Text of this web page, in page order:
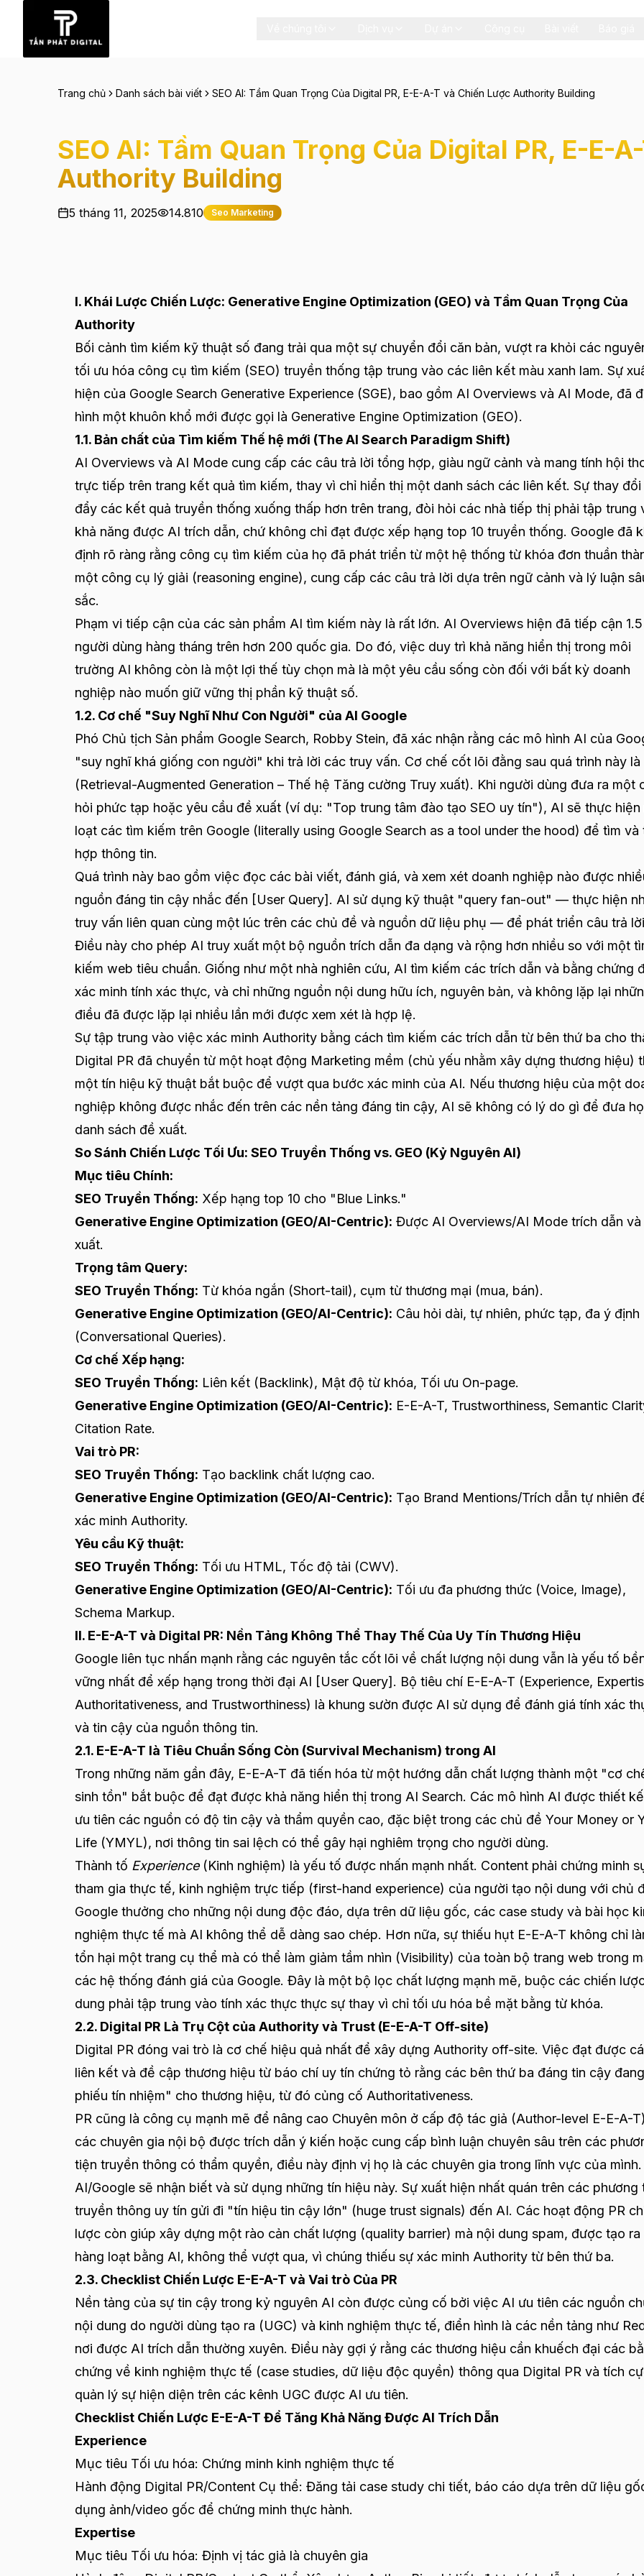
Trang chủ Danh sách bài viết SEO AI: Tầm Quan Trọng Của Digital PR, E-E-A-T và Chiến Lược Authority Building
SEO AI: Tầm Quan Trọng Của Digital PR, E-E-
Authority Building
5 tháng 11, 2025 14.810 Seo Marketing
I. Khái Lược Chiến Lược: Generative Engine Optimization (GEO) và Tầm Quan Trọng Của
Authority
Bối cảnh tìm kiếm kỹ thuật số đang trải qua một sự chuyển đổi căn bản, vượt ra khỏi các
tối ưu hóa công cụ tìm kiếm (SEO) truyền thống tập trung vào các liên kết màu xanh lam. Sự
hiện của Google Search Generative Experience (SGE), bao gồm AI Overviews và AI Mode, đã
hình một khuôn khổ mới được gọi là Generative Engine Optimization (GEO).
1.1. Bản chất của Tìm kiếm Thế hệ mới (The AI Search Paradigm Shift)
AI Overviews và AI Mode cung cấp các câu trả lời tổng hợp, giàu ngữ cảnh và mang tính hội
trực tiếp trên trang kết quả tìm kiếm, thay vì chỉ hiển thị một danh sách các liên kết. Sự thay đổi
đẩy các kết quả truyền thống xuống thấp hơn trên trang, đòi hỏi các nhà tiếp thị phải tập trung
khả năng được AI trích dẫn, chứ không chỉ đạt được xếp hạng top 10 truyền thống. Google đã
định rõ ràng rằng công cụ tìm kiếm của họ đã phát triển từ một hệ thống từ khóa đơn thuần
một công cụ lý giải (reasoning engine), cung cấp các câu trả lời dựa trên ngữ cảnh và lý luận
sắc.
Phạm vi tiếp cận của các sản phẩm AI tìm kiếm này là rất lớn. AI Overviews hiện đã tiếp cận
người dùng hàng tháng trên hơn 200 quốc gia. Do đó, việc duy trì khả năng hiển thị trong môi
trường AI không còn là một lợi thế tùy chọn mà là một yêu cầu sống còn đối với bất kỳ doanh
nghiệp nào muốn giữ vững thị phần kỹ thuật số.
1.2. Cơ chế "Suy Nghĩ Như Con Người" của AI Google
Phó Chủ tịch Sản phẩm Google Search, Robby Stein, đã xác nhận rằng các mô hình AI của
"suy nghĩ khá giống con người" khi trả lời các truy vấn. Cơ chế cốt lõi đằng sau quá trình này là
(Retrieval-Augmented Generation – Thế hệ Tăng cường Truy xuất). Khi người dùng đưa ra một
hỏi phức tạp hoặc yêu cầu đề xuất (ví dụ: "Top trung tâm đào tạo SEO uy tín"), AI sẽ thực hiện
loạt các tìm kiếm trên Google (literally using Google Search as a tool under the hood) để tìm và
hợp thông tin.
Quá trình này bao gồm việc đọc các bài viết, đánh giá, và xem xét doanh nghiệp nào được
nguồn đáng tin cậy nhắc đến [User Query]. AI sử dụng kỹ thuật "query fan-out" — thực hiện
truy vấn liên quan cùng một lúc trên các chủ đề và nguồn dữ liệu phụ — để phát triển câu trả
Điều này cho phép AI truy xuất một bộ nguồn trích dẫn đa dạng và rộng hơn nhiều so với một
kiếm web tiêu chuẩn. Giống như một nhà nghiên cứu, AI tìm kiếm các trích dẫn và bằng chứng
xác minh tính xác thực, và chỉ những nguồn nội dung hữu ích, nguyên bản, và không lặp lại
điều đã được lặp lại nhiều lần mới được xem xét là hợp lệ.
Sự tập trung vào việc xác minh Authority bằng cách tìm kiếm các trích dẫn từ bên thứ ba cho
Digital PR đã chuyển từ một hoạt động Marketing mềm (chủ yếu nhằm xây dựng thương hiệu)
một tín hiệu kỹ thuật bắt buộc để vượt qua bước xác minh của AI. Nếu thương hiệu của một
nghiệp không được nhắc đến trên các nền tảng đáng tin cậy, AI sẽ không có lý do gì để đưa
danh sách đề xuất.
So Sánh Chiến Lược Tối Ưu: SEO Truyền Thống vs. GEO (Kỷ Nguyên AI)
Mục tiêu Chính:
SEO Truyền Thống: Xếp hạng top 10 cho "Blue Links."
Generative Engine Optimization (GEO/AI-Centric): Được AI Overviews/AI Mode trích dẫn và
xuất.
Trọng tâm Query:
SEO Truyền Thống: Từ khóa ngắn (Short-tail), cụm từ thương mại (mua, bán).
Generative Engine Optimization (GEO/AI-Centric): Câu hỏi dài, tự nhiên, phức tạp, đa ý định
(Conversational Queries).
Cơ chế Xếp hạng:
SEO Truyền Thống: Liên kết (Backlink), Mật độ từ khóa, Tối ưu On-page.
Generative Engine Optimization (GEO/AI-Centric): E-E-A-T, Trustworthiness, Semantic
Citation Rate.
Vai trò PR:
SEO Truyền Thống: Tạo backlink chất lượng cao.
Generative Engine Optimization (GEO/AI-Centric): Tạo Brand Mentions/Trích dẫn tự nhiên
xác minh Authority.
Yêu cầu Kỹ thuật:
SEO Truyền Thống: Tối ưu HTML, Tốc độ tải (CWV).
Generative Engine Optimization (GEO/AI-Centric): Tối ưu đa phương thức (Voice, Image),
Schema Markup.
II. E-E-A-T và Digital PR: Nền Tảng Không Thể Thay Thế Của Uy Tín Thương Hiệu
Google liên tục nhấn mạnh rằng các nguyên tắc cốt lõi về chất lượng nội dung vẫn là yếu tố
vững nhất để xếp hạng trong thời đại AI [User Query]. Bộ tiêu chí E-E-A-T (Experience,
Authoritativeness, and Trustworthiness) là khung sườn được AI sử dụng để đánh giá tính xác
và tin cậy của nguồn thông tin.
2.1. E-E-A-T là Tiêu Chuẩn Sống Còn (Survival Mechanism) trong AI
Trong những năm gần đây, E-E-A-T đã tiến hóa từ một hướng dẫn chất lượng thành một "cơ
sinh tồn" bắt buộc để đạt được khả năng hiển thị trong AI Search. Các mô hình AI được thiết
ưu tiên các nguồn có độ tin cậy và thẩm quyền cao, đặc biệt trong các chủ đề Your Money or
Life (YMYL), nơi thông tin sai lệch có thể gây hại nghiêm trọng cho người dùng.
Thành tố Experience(Kinh nghiệm) là yếu tố được nhấn mạnh nhất. Content phải chứng minh
tham gia thực tế, kinh nghiệm trực tiếp (first-hand experience) của người tạo nội dung với chủ
Google thưởng cho những nội dung độc đáo, dựa trên dữ liệu gốc, các case study và bài học
nghiệm thực tế mà AI không thể dễ dàng sao chép. Hơn nữa, sự thiếu hụt E-E-A-T không chỉ
tổn hại một trang cụ thể mà có thể làm giảm tầm nhìn (Visibility) của toàn bộ trang web trong
các hệ thống đánh giá của Google. Đây là một bộ lọc chất lượng mạnh mẽ, buộc các chiến
dung phải tập trung vào tính xác thực thực sự thay vì chỉ tối ưu hóa bề mặt bằng từ khóa.
2.2. Digital PR Là Trụ Cột của Authority và Trust (E-E-A-T Off-site)
Digital PR đóng vai trò là cơ chế hiệu quả nhất để xây dựng Authority off-site. Việc đạt được
liên kết và đề cập thương hiệu từ báo chí uy tín chứng tỏ rằng các bên thứ ba đáng tin cậy
phiếu tín nhiệm" cho thương hiệu, từ đó củng cố Authoritativeness.
PR cũng là công cụ mạnh mẽ để nâng cao Chuyên môn ở cấp độ tác giả (Author-level E-E-A-
các chuyên gia nội bộ được trích dẫn ý kiến hoặc cung cấp bình luận chuyên sâu trên các
tiện truyền thông có thẩm quyền, điều này định vị họ là các chuyên gia trong lĩnh vực của mình.
AI/Google sẽ nhận biết và sử dụng những tín hiệu này. Sự xuất hiện nhất quán trên các phương
truyền thông uy tín gửi đi "tín hiệu tin cậy lớn" (huge trust signals) đến AI. Các hoạt động PR
lược còn giúp xây dựng một rào cản chất lượng (quality barrier) mà nội dung spam, được tạo ra
hàng loạt bằng AI, không thể vượt qua, vì chúng thiếu sự xác minh Authority từ bên thứ ba.
2.3. Checklist Chiến Lược E-E-A-T và Vai trò Của PR
Nền tảng của sự tin cậy trong kỷ nguyên AI còn được củng cố bởi việc AI ưu tiên các nguồn
nội dung do người dùng tạo ra (UGC) và kinh nghiệm thực tế, điển hình là các nền tảng như
nơi được AI trích dẫn thường xuyên. Điều này gợi ý rằng các thương hiệu cần khuếch đại các
chứng về kinh nghiệm thực tế (case studies, dữ liệu độc quyền) thông qua Digital PR và tích
quản lý sự hiện diện trên các kênh UGC được AI ưu tiên.
Checklist Chiến Lược E-E-A-T Để Tăng Khả Năng Được AI Trích Dẫn
Experience
Mục tiêu Tối ưu hóa: Chứng minh kinh nghiệm thực tế
Hành động Digital PR/Content Cụ thể: Đăng tải case study chi tiết, báo cáo dựa trên dữ liệu
dụng ảnh/video gốc để chứng minh thực hành.
Expertise
Mục tiêu Tối ưu hóa: Định vị tác giả là chuyên gia